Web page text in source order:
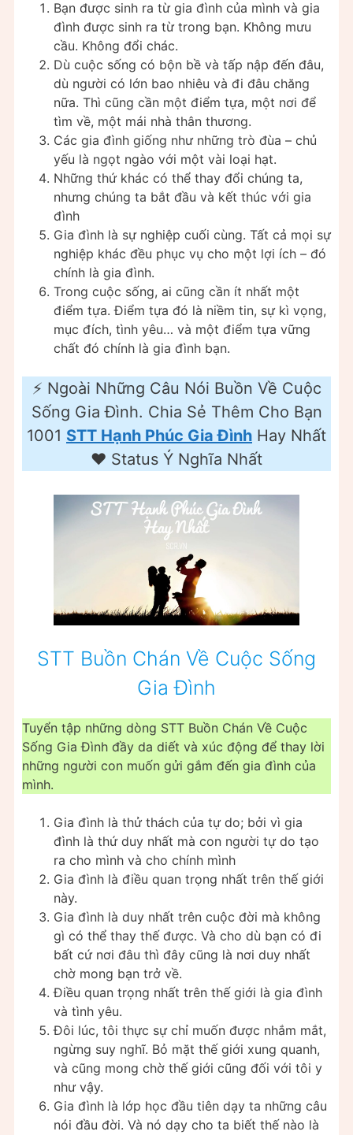
Bạn được sinh ra từ gia đình của mình và gia
đình được sinh ra từ trong bạn. Không mưu
cầu. Không đổi chác.
Dù cuộc sống có bộn bề và tấp nập đến đâu,
dù người có lớn bao nhiêu và đi đâu chăng
nữa. Thì cũng cần một điểm tựa, một nơi để
tìm về, một mái nhà thân thương.
Các gia đình giống như những trò đùa – chủ
yếu là ngọt ngào với một vài loại hạt.
Những thứ khác có thể thay đổi chúng ta,
nhưng chúng ta bắt đầu và kết thúc với gia
đình
Gia đình là sự nghiệp cuối cùng. Tất cả mọi sự
nghiệp khác đều phục vụ cho một lợi ích – đó
chính là gia đình.
Trong cuộc sống, ai cũng cần ít nhất một
điểm tựa. Điểm tựa đó là niềm tin, sự kì vọng,
mục đích, tình yêu… và một điểm tựa vững
chất đó chính là gia đình bạn.
⚡️ Ngoài Những Câu Nói Buồn Về Cuộc
Sống Gia Đình. Chia Sẻ Thêm Cho Bạn
1001 STT Hạnh Phúc Gia Đình Hay Nhất
❤️ Status Ý Nghĩa Nhất
STT Buồn Chán Về Cuộc Sống
Gia Đình
Tuyển tập những dòng STT Buồn Chán Về Cuộc
Sống Gia Đình đầy da diết và xúc động để thay lời
những người con muốn gửi gắm đến gia đình của
mình.
Gia đình là thử thách của tự do; bởi vì gia
đình là thứ duy nhất mà con người tự do tạo
ra cho mình và cho chính mình
Gia đình là điều quan trọng nhất trên thế giới
này.
Gia đình là duy nhất trên cuộc đời mà không
gì có thể thay thế được. Và cho dù bạn có đi
bất cứ nơi đâu thì đây cũng là nơi duy nhất
chờ mong bạn trở về.
Điều quan trọng nhất trên thế giới là gia đình
và tình yêu.
Đôi lúc, tôi thực sự chỉ muốn được nhắm mắt,
ngừng suy nghĩ. Bỏ mặt thế giới xung quanh,
và cũng mong chờ thế giới cũng đối với tôi y
như vậy.
Gia đình là lớp học đầu tiên dạy ta những câu
nói đầu đời. Và nó dạy cho ta biết thế nào là